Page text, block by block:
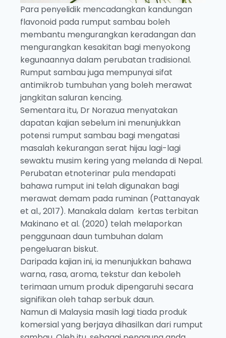
Para penyelidik mencadangkan kandungan
flavonoid pada rumput sambau boleh
membantu mengurangkan keradangan dan
mengurangkan kesakitan bagi menyokong
kegunaannya dalam perubatan tradisional.
Rumput sambau juga mempunyai sifat
antimikrob tumbuhan yang boleh merawat
jangkitan saluran kencing.
Sementara itu, Dr Norazua menyatakan
dapatan kajian sebelum ini menunjukkan
potensi rumput sambau bagi mengatasi
masalah kekurangan serat hijau lagi-lagi
sewaktu musim kering yang melanda di Nepal.
Perubatan etnoterinar pula mendapati
bahawa rumput ini telah digunakan bagi
merawat demam pada ruminan (Pattanayak
et al., 2017). Manakala dalam kertas terbitan
Makinano et al. (2020) telah melaporkan
penggunaan daun tumbuhan dalam
pengeluaran biskut.
Daripada kajian ini, ia menunjukkan bahawa
warna, rasa, aroma, tekstur dan keboleh
terimaan umum produk dipengaruhi secara
signifikan oleh tahap serbuk daun.
Namun di Malaysia masih lagi tiada produk
komersial yang berjaya dihasilkan dari rumput